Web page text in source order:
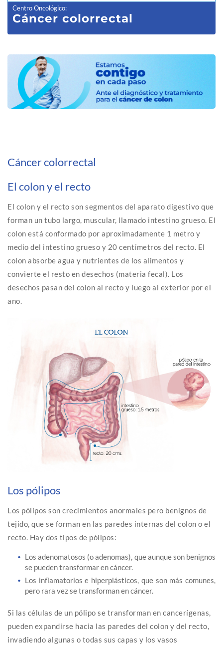
Centro Oncológico:
Cáncer colorrectal
Cáncer colorrectal
El colon y el recto
El colon y el recto son segmentos del aparato digestivo que
forman un tubo largo, muscular, llamado intestino grueso. El
colon está conformado por aproximadamente 1 metro y
medio del intestino grueso y 20 centímetros del recto. El
colon absorbe agua y nutrientes de los alimentos y
convierte el resto en desechos (materia fecal). Los
desechos pasan del colon al recto y luego al exterior por el
ano.
Los pólipos
Los pólipos son crecimientos anormales pero benignos de
tejido, que se forman en las paredes internas del colon o el
recto. Hay dos tipos de pólipos:
Los adenomatosos (o adenomas), que aunque son benignos
se pueden transformar en cáncer.
Los inflamatorios e hiperplásticos, que son más comunes,
pero rara vez se transforman en cáncer.
Si las células de un pólipo se transforman en cancerígenas,
pueden expandirse hacia las paredes del colon y del recto,
invadiendo algunas o todas sus capas y los vasos